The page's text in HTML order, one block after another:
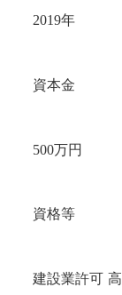
2019年
資本金
500万円
資格等
建設業許可